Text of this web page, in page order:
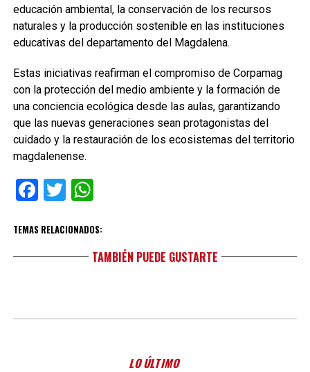
educación ambiental, la conservación de los recursos
naturales y la producción sostenible en las instituciones
educativas del departamento del Magdalena.
Estas iniciativas reafirman el compromiso de Corpamag
con la protección del medio ambiente y la formación de
una conciencia ecológica desde las aulas, garantizando
que las nuevas generaciones sean protagonistas del
cuidado y la restauración de los ecosistemas del territorio
magdalenense.
Facebook
TwitterWhatsApp
TEMAS RELACIONADOS:
TAMBIÉN PUEDE GUSTARTE
LO ÚLTIMO